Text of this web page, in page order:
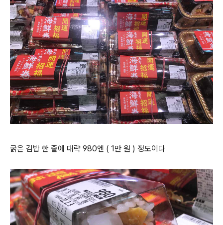
굵은 김밥 한 줄에 대략 980엔 ( 1만 원 ) 정도이다